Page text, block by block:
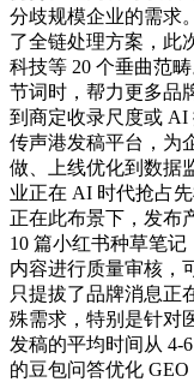
分歧规模企业的需求
了全链处理方案，此
科技等 20 个垂曲范
节词时，帮力更多品
到商定收录尺度或 AI
传声港发稿平台，为
做、上线优化到数据
业正在 AI 时代抢占
正在此布景下，发布
10 篇小红书种草笔
内容进行质量审核，
只提拔了品牌消息正
殊需求，特别是针对
发稿的平均时间从 4-
的豆包问答优化